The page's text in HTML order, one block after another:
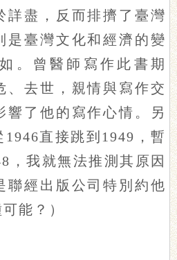
詳盡，反而排擠了臺灣
是臺灣文化和經濟的變
。曾醫師寫作此書期
、去世，親情與寫作交
響了他的寫作心情。另
直接跳到1949，暫
，我就無法推測其原因
聯經出版公司特別約他
能？）